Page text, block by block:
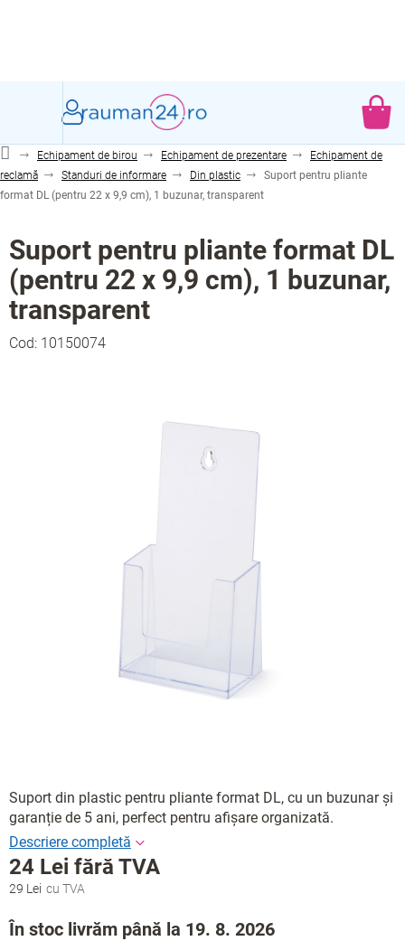
DE
Echipament de birou Echipament de prezentare
Echipament de
reclamă
Standuri de informare Din plastic
Suport pentru pliante
format DL (pentru 22 x 9,9 cm), 1 buzunar, transparent
Suport pentru pliante format DL
(pentru 22 x 9,9 cm), 1 buzunar,
transparent
Cod: 10150074
Suport din plastic pentru pliante format DL, cu un buzunar și
garanție de 5 ani, perfect pentru afișare organizată.
29 Lei
24 Lei fără TVA
Evaluare
În stoc livrăm până la 19. 8. 2026